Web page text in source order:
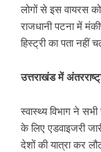
लोगों से इस वायरस
राजधानी पटना में
हिस्ट्री का पता नहीं
उत्तराखंड में
स्वास्थ्य विभाग ने
के लिए एडवाइजरी
देशों की यात्रा कर